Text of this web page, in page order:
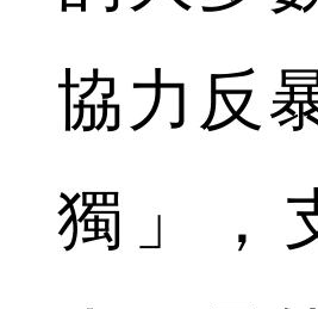
協力反
獨」，